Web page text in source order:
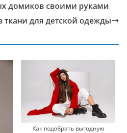
домиков своими руками
для детской одежды
Как подобрать выгодную